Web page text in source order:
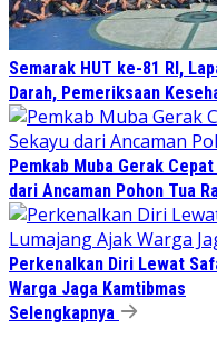
Semarak HUT ke-81 RI,
Darah, Pemeriksaan
Pemkab Muba Gerak
dari Ancaman Pohon Tua
Perkenalkan Diri Lewat
Warga Jaga Kamtibmas
Selengkapnya